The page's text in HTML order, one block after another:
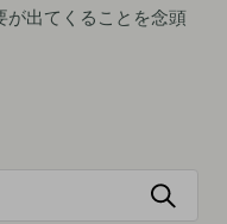
が出てくることを念頭